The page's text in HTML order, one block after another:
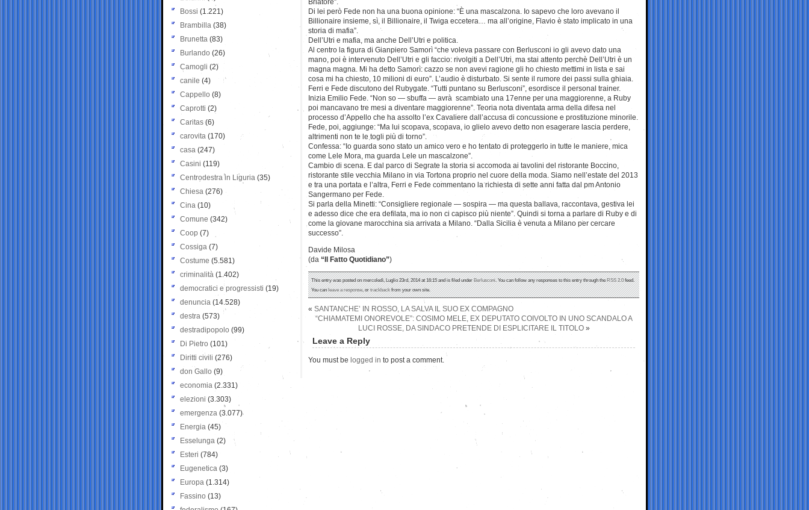
Briatore”.
Di lei però Fede non ha una buona opinione: “È una mascalzona. Io sapevo che loro avevano il
Billionaire insieme, sì, il Billionaire, il Twiga eccetera… ma all’origine, Flavio è stato implicato in una
storia di mafia”.
Dell’Utri e mafia, ma anche Dell’Utri e politica.
Al centro la figura di Gianpiero Samorì “che voleva passare con Berlusconi io gli avevo dato una
mano, poi è intervenuto Dell’Utri e gli faccio: rivolgiti a Dell’Utri, ma stai attento perchè Dell’Utri è un
magna magna. Mi ha detto Samorì: cazzo se non avevi ragione gli ho chiesto mettimi in lista e sai
cosa mi ha chiesto, 10 milioni di euro”. L’audio è disturbato. Si sente il rumore dei passi sulla ghiaia.
Ferri e Fede discutono del Rubygate. “Tutti puntano su Berlusconi”, esordisce il personal trainer.
Inizia Emilio Fede. “Non so — sbuffa — avrà scambiato una 17enne per una maggiorenne, a Ruby
poi mancavano tre mesi a diventare maggiorenne”. Teoria nota diventata arma della difesa nel
processo d’Appello che ha assolto l’ex Cavaliere dall’accusa di concussione e prostituzione minorile.
Fede, poi, aggiunge: “Ma lui scopava, scopava, io glielo avevo detto non esagerare lascia perdere,
altrimenti non te le togli più di torno”.
Confessa: “Io guarda sono stato un amico vero e ho tentato di proteggerlo in tutte le maniere, mica
come Lele Mora, ma guarda Lele un mascalzone”.
Cambio di scena. E dal parco di Segrate la storia si accomoda ai tavolini del ristorante Boccino,
ristorante stile vecchia Milano in via Tortona proprio nel cuore della moda. Siamo nell’estate del 2013
e tra una portata e l’altra, Ferri e Fede commentano la richiesta di sette anni fatta dal pm Antonio
Sangermano per Fede.
Si parla della Minetti: “Consigliere regionale — sospira — ma questa ballava, raccontava, gestiva lei
e adesso dice che era defilata, ma io non ci capisco più niente”. Quindi si torna a parlare di Ruby e di
come la giovane marocchina sia arrivata a Milano. “Dalla Sicilia è venuta a Milano per cercare
successo”.
Davide Milosa
(da “Il Fatto Quotidiano”)
This entry was posted on mercoledì, Luglio 23rd, 2014 at 16:15 and is filed underBerlusconi. You can follow any responses to this entry through theRSS 2.0feed.
You canleave a response, ortrackbackfrom your own site.
« SANTANCHE’ IN ROSSO, LA SALVA IL SUO EX COMPAGNO
“CHIAMATEMI ONOREVOLE”: COSIMO MELE, EX DEPUTATO COIVOLTO IN UNO SCANDALO A
LUCI ROSSE, DA SINDACO PRETENDE DI ESPLICITARE IL TITOLO»
Leave a Reply
You must be logged in to post a comment.
Bossi (1.221)
Brambilla (38)
Brunetta (83)
Burlando (26)
Camogli (2)
canile (4)
Cappello (8)
Caprotti (2)
Caritas (6)
carovita (170)
casa (247)
Casini (119)
Centrodestra in Liguria (35)
Chiesa (276)
Cina (10)
Comune (342)
Coop (7)
Cossiga (7)
Costume (5.581)
criminalità (1.402)
democratici e progressisti (19)
denuncia (14.528)
destra (573)
destradipopolo (99)
Di Pietro (101)
Diritti civili (276)
don Gallo (9)
economia (2.331)
elezioni (3.303)
emergenza (3.077)
Energia (45)
Esselunga (2)
Esteri (784)
Eugenetica (3)
Europa (1.314)
Fassino (13)